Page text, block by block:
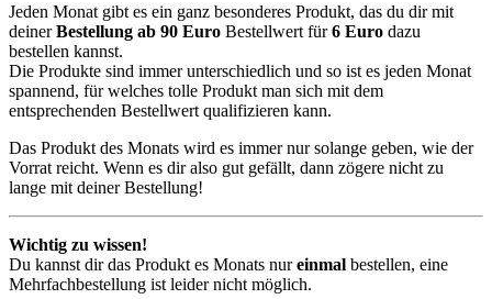
Jeden Monat gibt es ein ganz besonderes Produkt, das du dir mit
deinerBestellung ab 90 Euro Bestellwert für6 Euro dazu
bestellen kannst.
Die Produkte sind immer unterschiedlich und so ist es jeden Monat
spannend, für welches tolle Produkt man sich mit dem
entsprechenden Bestellwert qualifizieren kann.
Das Produkt des Monats wird es immer nur solange geben, wie der
Vorrat reicht. Wenn es dir also gut gefällt, dann zögere nicht zu
lange mit deiner Bestellung!
Wichtig zu wissen!
Du kannst dir das Produkt es Monats nureinmal bestellen, eine
Mehrfachbestellung ist leider nicht möglich.